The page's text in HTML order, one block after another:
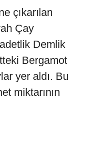
çıkarılan
Çay
Demlik
Bergamot
yer aldı. Bu
miktarının